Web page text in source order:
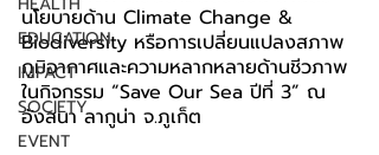
EDUCATION
IMPACT
SOCIETY
EVENT
นโยบายด้าน Climate Change &
Biodiversity หรือการเปลี่ยนแปลงสภาพ
ภูมิอากาศและความหลากหลายด้านชีวภาพ
ในกิจกรรม “Save Our Sea ปีที่ 3” ณ
อังสนา ลากูน่า จ.ภูเก็ต